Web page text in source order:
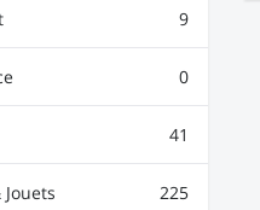
9
0
41
Jouets 225